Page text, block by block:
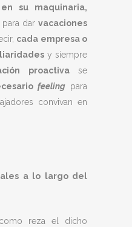
su maquinaria,
dar vacaciones
cada empresa o
y siempre
proactivase
feeling para
convivan en
a lo largo del
reza el dicho